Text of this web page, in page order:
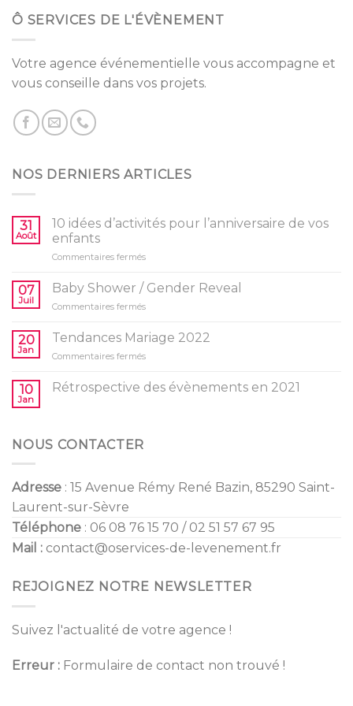
Ô SERVICES DE L'ÉVÈNEMENT
Votre agence événementielle vous accompagne et
vous conseille dans vos projets.
NOS DERNIERS ARTICLES
31
Août
10 idées d’activités pour l’anniversaire de vos
enfants
Commentaires ferméssur
idées
d’activités
pour
de
enfants
07
Juil
Baby Shower / Gender Reveal
Commentaires ferméssur
Shower
/
Gender
20
Jan
Tendances Mariage 2022
Commentaires ferméssur
Mariage
2022
10
Jan
Rétrospective des évènements en 2021
NOUS CONTACTER
Adresse : 15 Avenue Rémy René Bazin, 85290 Saint-
Laurent-sur-Sèvre
Téléphone : 06 08 76 15 70 / 02 51 57 67 95
Mail : contact@oservices-de-levenement.fr
REJOIGNEZ NOTRE NEWSLETTER
Suivez l'actualité de votre agence !
Erreur : Formulaire de contact non trouvé !